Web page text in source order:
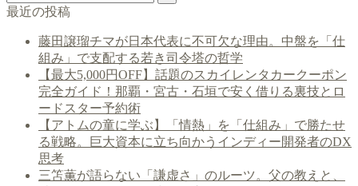
最近の投稿
藤田譲瑠チマが日本代表に不可欠な理由。中盤を「仕
組み」で支配する若き司令塔の哲学
【最大5,000円OFF】話題のスカイレンタカークーポン
完全ガイド！那覇・宮古・石垣で安く借りる裏技とロ
ードスター予約術
【アトムの童に学ぶ】「情熱」を「仕組み」で勝たせ
る戦略。巨大資本に立ち向かうインディー開発者のDX
思考
三笘薫が語らない「謙虚さ」のルーツ。父の教えと、